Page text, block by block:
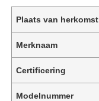
Plaats van herkomst
Merknaam
Certificering
Modelnummer